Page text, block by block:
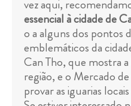
vez aqui,
essencial à cidade de
o a alguns dos pontos
emblemáticos da
Can Tho, que mostra
região, e o Mercado
provar as iguarias